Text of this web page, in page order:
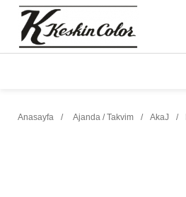
Anasayfa Ajanda / Takvim AkaJ